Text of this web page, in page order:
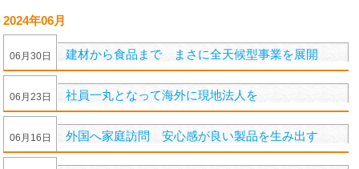
2024年06月
06 月 30日 建材から食品まで まさに全天候型事業を展開
06 月 23 日 社員一丸となって海外に現地法人を
06 月 16 日 外国へ家庭訪問 安心感が良い製品を生み出す